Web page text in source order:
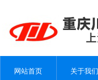
网站首页 关于我们